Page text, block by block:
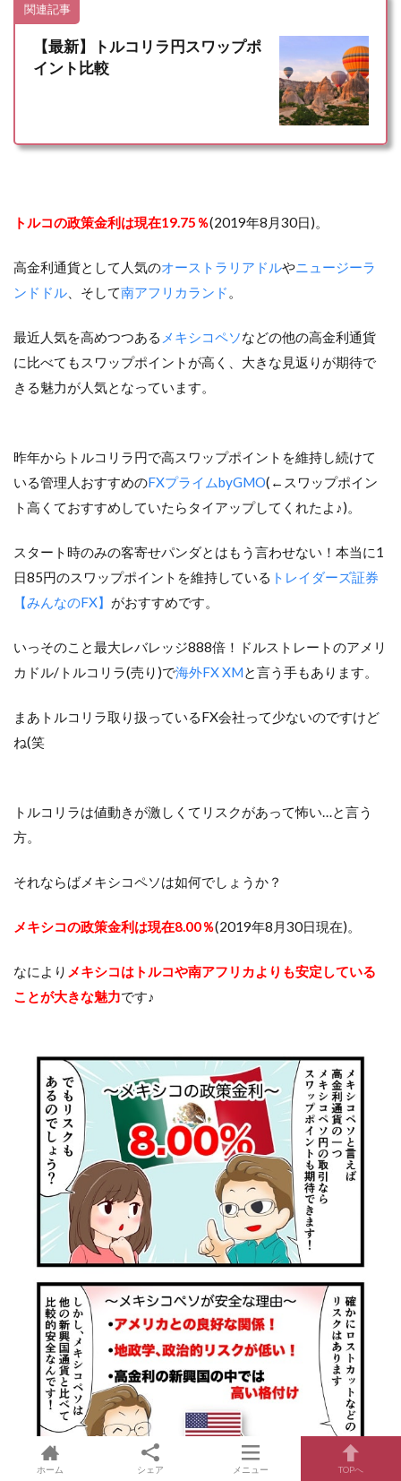
関連記事
【最新】トルコリラ円スワップポ
イント比較
トルコの政策金利は現在19.75％(2019年8月30日)。
高金利通貨として人気のオーストラリアドルやニュージーラ
ンドドル 、そして南アフリカランド 。
最近人気を高めつつある メキシコペソなどの他の高金利通貨
に比べてもスワップポイントが高く、大きな見返りが期待で
きる魅力が人気となっています。
昨年からトルコリラ円で高スワップポイントを維持し続けて
いる管理人おすすめのFXプライムbyGMO(←スワップポイン
ト高くておすすめしていたらタイアップしてくれたよ♪)。
スタート時のみの客寄せパンダとはもう言わせない！本当に1
日85円のスワップポイントを維持している トレイダーズ証券
【みんなのFX】 がおすすめです。
いっそのこと最大レバレッジ888倍！ドルストレートのアメリ
カドル/トルコリラ(売り)で海外FX XMと言う手もあります。
まあトルコリラ取り扱っているFX会社って少ないのですけど
ね(笑
トルコリラは値動きが激しくてリスクがあって怖い…と言う
方。
それならばメキシコペソは如何でしょうか？
メキシコの政策金利は現在8.00％(2019年8月30日現在)。
なにより メキシコはトルコや南アフリカよりも安定している
ことが大きな魅力です♪
ホーム シェア メニュー TOPへ